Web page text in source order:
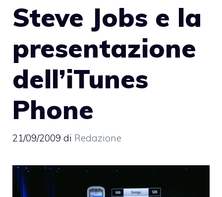
Steve Jobs e la
presentazione
dell’iTunes
Phone
21/09/2009 di Redazione